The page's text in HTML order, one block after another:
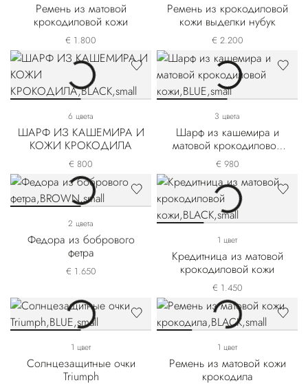
Ремень из матовой
крокодиловой кожи
€ 1.800
Ремень из крокодиловой
кожи выделки нубук
€ 2.200
6 цвета
ШАРФ ИЗ КАШЕМИРА И
КОЖИ КРОКОДИЛА
€ 800
3 цвета
Шарф из кашемира и
матовой крокодиловой
кожи
€ 980
2 цвета
Федора из бобрового
фетра
€ 1.650
1 цвет
Кредитница из матовой
крокодиловой кожи
€ 1.450
1 цвет
Солнцезащитные очки
Triumph
1 цвет
Ремень из матовой кожи
крокодила